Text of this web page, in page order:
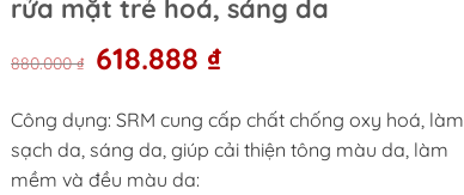
rửa mặt trẻ hoá, sáng da
880.000₫ Original
price
880.000 ₫.
618.888 ₫
618.888 ₫.
Công dụng: SRM cung cấp chất chống oxy hoá, làm
sạch da, sáng da, giúp cải thiện tông màu da, làm
mềm và đều màu da: